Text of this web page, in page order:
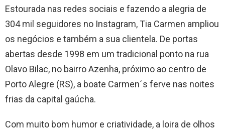
Estourada nas redes sociais e fazendo a alegria de
304 mil seguidores no Instagram, Tia Carmen ampliou
os negócios e também a sua clientela. De portas
abertas desde 1998 em um tradicional ponto na rua
Olavo Bilac, no bairro Azenha, próximo ao centro de
Porto Alegre (RS), a boate Carmen´s ferve nas noites
frias da capital gaúcha.
Com muito bom humor e criatividade, a loira de olhos